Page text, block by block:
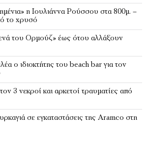
η Ιουλιάννα Ρούσσου στα 800μ. –
το χρυσό
του Ορμούζ» έως ότου αλλάξουν
ο ιδιοκτήτης του beach bar για τον
3 νεκροί και αρκετοί τραυματίες από
σε εγκαταστάσεις της Aramco στη